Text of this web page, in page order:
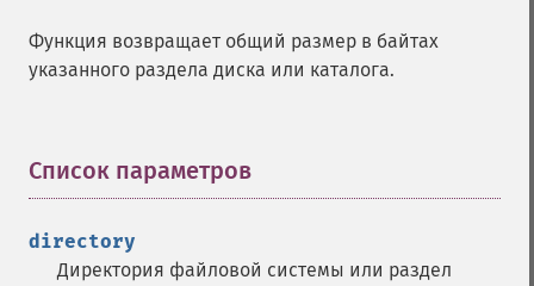
Функция возвращает общий размер в байтах
указанного раздела диска или каталога.
Список параметров
directory
Директория файловой системы или раздел